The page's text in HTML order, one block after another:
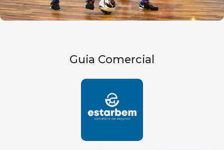
Guia Comercial